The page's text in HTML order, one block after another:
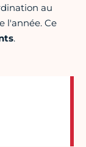
au
l'année. Ce
.